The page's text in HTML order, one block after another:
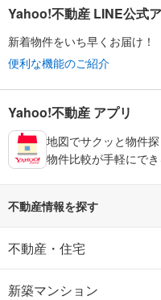
Yahoo!不動産 LINE公式
新着物件をいち早くお届け！
便利な機能のご紹介
Yahoo!不動産 アプリ
地図でサクッと物件探
物件比較が手軽にでき
不動産情報を探す
不動産・住宅
新築マンション